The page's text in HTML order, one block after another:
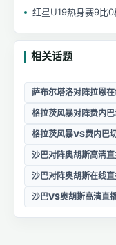
红星U19热身赛9比
相关话题
萨布尔塔洛对阵拉恩
格拉茨风暴对阵费内
格拉茨风暴VS费内巴
沙巴对阵奥胡斯高清
沙巴对阵奥胡斯在线
沙巴VS奥胡斯高清直